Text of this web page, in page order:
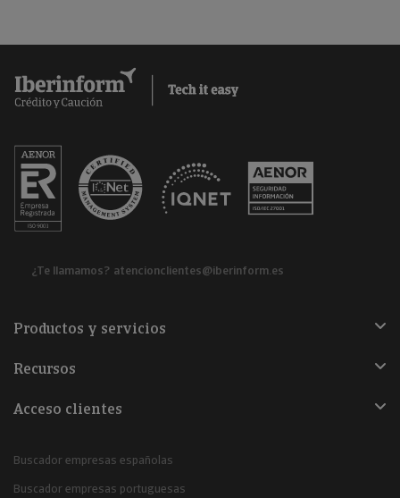
¿Te llamamos? atencionclientes@iberinform.es
Productos y servicios
Recursos
Acceso clientes
Buscador empresas españolas
Buscador empresas portuguesas